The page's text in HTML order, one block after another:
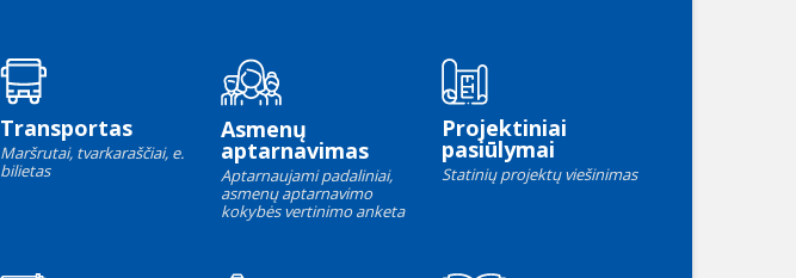
Transportas
Maršrutai, tvarkaraščiai, e.
bilietas
Asmenų
aptarnavimas
Aptarnaujami padaliniai,
asmenų aptarnavimo
kokybės vertinimo anketa
Projektiniai
pasiūlymai
Statinių projektų viešinimas